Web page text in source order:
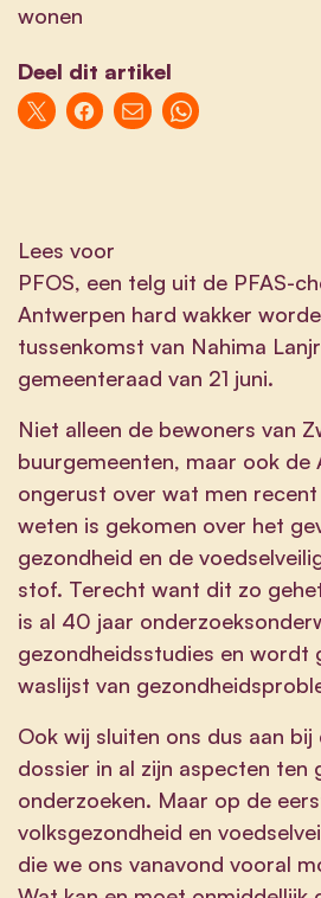
wonen
Deel dit artikel
Lees voor
PFOS, een telg uit de PFAS-
Antwerpen hard wakker
tussenkomst van Nahima
gemeenteraad van 21 juni.
Niet alleen de bewoners van
buurgemeenten, maar ook de
ongerust over wat men
weten is gekomen over het
gezondheid en de
stof. Terecht want dit zo
is al 40 jaar
gezondheidsstudies en wordt
waslijst van
Ook wij sluiten ons dus aan
dossier in al zijn aspecten ten
onderzoeken. Maar op de
volksgezondheid en
die we ons vanavond vooral